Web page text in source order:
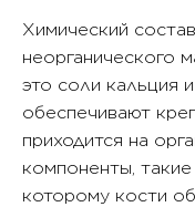
Химический
неорганического
это соли кальция
обеспечивают
приходится на
компоненты,
которому кости